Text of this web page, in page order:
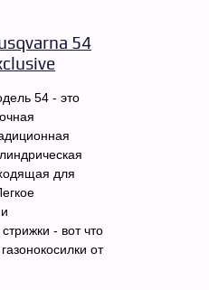
54
54 - это
для
- вот что
от